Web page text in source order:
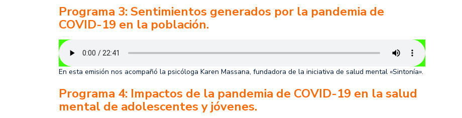
Programa 3: Sentimientos generados por la pandemia de
COVID-19 en la población.
En esta emisión nos acompañó la psicóloga Karen Massana, fundadora de la iniciativa de salud mental «Sintonía».
Programa 4: Impactos de la pandemia de COVID-19 en la salud
mental de adolescentes y jóvenes.